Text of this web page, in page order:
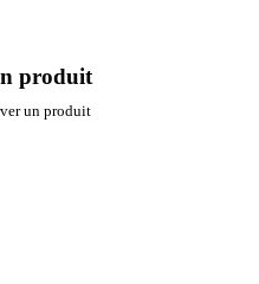
produit
un produit